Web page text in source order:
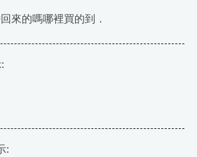
來的嗎哪裡買的到．
: